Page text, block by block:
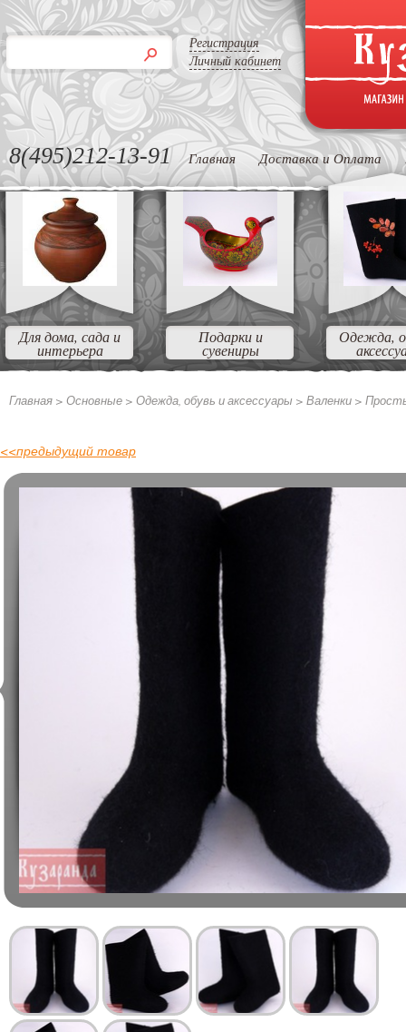
Регистрация
Личный кабинет
8(495)212-13-91 Главная Доставка и Оплата
Для дома, сада и
интерьера
Подарки и
сувениры
Одежда,
Главная > Основные > Одежда, обувь и аксессуары > Валенки >
<<предыдущий товар